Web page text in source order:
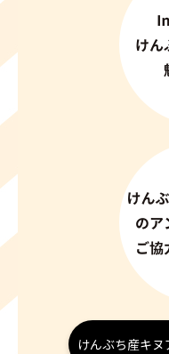
けんぶち産キ